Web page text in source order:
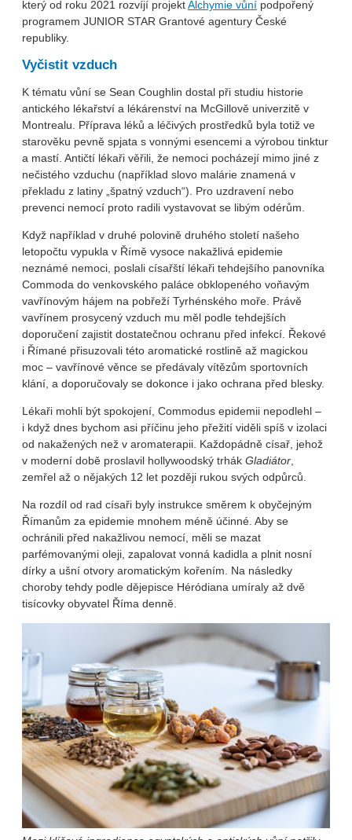
který od roku 2021 rozvíjí projektAlchymie vůní podpořený
programem JUNIOR STAR Grantové agentury České
republiky.
Vyčistit vzduch
K tématu vůní se Sean Coughlin dostal při studiu historie
antického lékařství a lékárenství na McGillově univerzitě v
Montrealu. Příprava léků a léčivých prostředků byla totiž ve
starověku pevně spjata s vonnými esencemi a výrobou tinktur
a mastí. Antičtí lékaři věřili, že nemoci pocházejí mimo jiné z
nečistého vzduchu (například slovo malárie znamená v
překladu z latiny „špatný vzduch“). Pro uzdravení nebo
prevenci nemocí proto radili vystavovat se libým odérům.
Když například v druhé polovině druhého století našeho
letopočtu vypukla v Římě vysoce nakažlivá epidemie
neznámé nemoci, poslali císařští lékaři tehdejšího panovníka
Commoda do venkovského paláce obklopeného voňavým
vavřínovým hájem na pobřeží Tyrhénského moře. Právě
vavřínem prosycený vzduch mu měl podle tehdejších
doporučení zajistit dostatečnou ochranu před infekcí. Řekové
i Římané přisuzovali této aromatické rostlině až magickou
moc – vavřínové věnce se předávaly vítězům sportovních
klání, a doporučovaly se dokonce i jako ochrana před blesky.
Lékaři mohli být spokojení, Commodus epidemii nepodlehl –
i když dnes bychom asi příčinu jeho přežití viděli spíš v izolaci
od nakažených než v aromaterapii. Každopádně císař, jehož
v moderní době proslavil hollywoodský trhák Gladiátor
zemřel až o nějakých 12 let později rukou svých odpůrců.
Na rozdíl od rad císaři byly instrukce směrem k obyčejným
Římanům za epidemie mnohem méně účinné. Aby se
ochránili před nakažlivou nemocí, měli se mazat
parfémovanými oleji, zapalovat vonná kadidla a plnit nosní
dírky a ušní otvory aromatickým kořením. Na následky
choroby tehdy podle dějepisce Héródiana umíraly až dvě
tisícovky obyvatel Říma denně.